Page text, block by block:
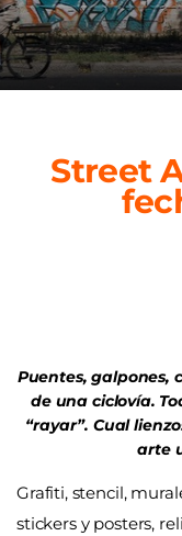
DÓNDE IR
AGENDA
Street
Puentes, galpones,
de una ciclovía.
“rayar”. Cual
arte
Grafiti, stencil,
stickers y posters,